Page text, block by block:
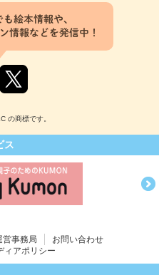
絵本情報や、
情報などを発信中！
の商標です。
ス
営事務局
お問い合わせ
ィアポリシー